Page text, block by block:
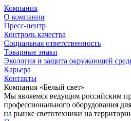
Компания
О компании
Пресс-центр
Контроль качества
Социальная ответственность
Товарные знаки
Экология и защита окружающей
Карьера
Контакты
Компания «Белый свет»
Мы являемся ведущим российским
профессионального оборудования
на рынке светотехники на